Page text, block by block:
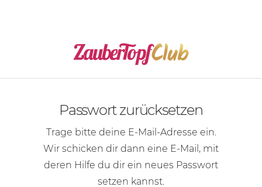
Passwort zurücksetzen
Trage bitte deine E-Mail-Adresse ein.
Wir schicken dir dann eine E-Mail , mit
deren Hilfe du dir ein neues Passwort
setzen kannst.